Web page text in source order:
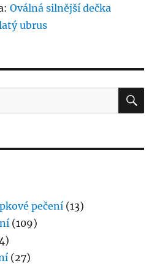
:Oválná silnější dečka
ubrus
pečení (13)
(109)
(27)